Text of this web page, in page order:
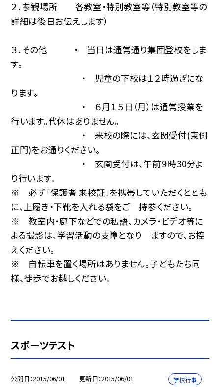
２．参観場所 各教室・特別教室等（特別教室等の
詳細は後日お伝えします）
３．その他 ・ 当日は通常通り集団登校をしま
す。
・ 児童の下校は１２時過ぎにな
ります。
・ ６月１５日（月）は通常授業を
行います。代休はありません。
・ 来校の際には、玄関受付(東側
正門)をお通りください。
・ 玄関受付は、午前９時30分よ
り行います。
※ 必ず「保護者 来校証」を携帯していただくととも
に、上履き・下靴を入れる袋をご 持参ください。
※ 教室内・廊下などでの私語、カメラ・ビデオ等に
よる撮影は、学習活動の支障となり ますので、お控
えください。
※ 自転車を置く場所はありません。子どもたち同
様、徒歩でお越しください。
スポーツテスト
公開日 2015/06/01 更新日 2015/06/01 学校行事